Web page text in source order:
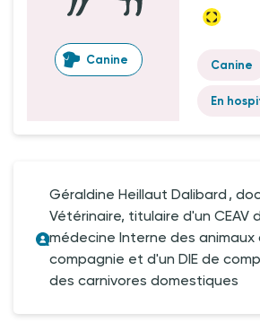
Canine Canine
En
Géraldine Heillaut Dalibard ,
Vétérinaire, titulaire d'un CEAV
médecine Interne des animaux
compagnie et d'un DIE de
des carnivores domestiques